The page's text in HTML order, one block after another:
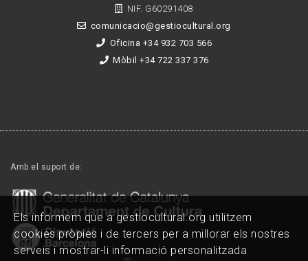
NIF. G60291408
comunicacio@gestiocultural.org
Oficina +34 932 703 566
Mòbil +34 722 337 376
Amb el suport de:
Els informem que a gestiocultural.org utilitzem
cookies pròpies i de tercers per a millorar els nostres
serveis i mostrar-li informació personalitzada